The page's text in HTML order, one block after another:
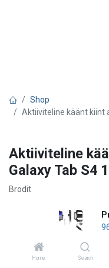
Home Search
Shop
Aktiiviteline käänt kiint
Aktiiviteline
Galaxy Tab S4
Brodit